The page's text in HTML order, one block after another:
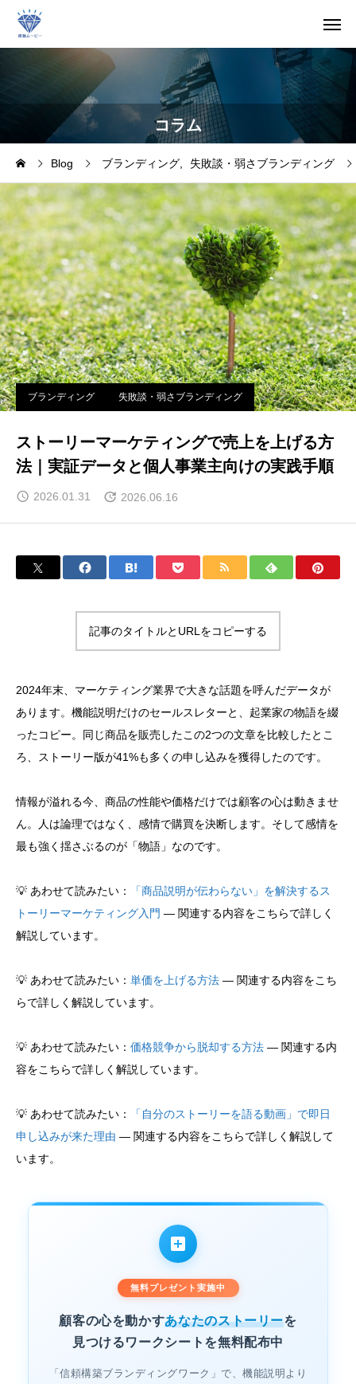
コラム
Blog ブランディング 失敗談・弱さブランディング
ブランディング 失敗談・弱さブランディング
ストーリーマーケティングで売上を上げる方
法｜実証データと個人事業主向けの実践手順
2026.01.31 2026.06.16
記事のタイトルとURLをコピーする
2024年末、マーケティング業界で大きな話題を呼んだデータが
あります。機能説明だけのセールスレターと、起業家の物語を綴
ったコピー。同じ商品を販売したこの2つの文章を比較したとこ
ろ、ストーリー版が41%も多くの申し込みを獲得したのです。
情報が溢れる今、商品の性能や価格だけでは顧客の心は動きませ
ん。人は論理ではなく、感情で購買を決断します。そして感情を
最も強く揺さぶるのが「物語」なのです。
💡 あわせて読みたい：
「商品説明が伝わらない」を解決するス
トーリーマーケティング入門 — 関連する内容をこちらで詳しく
解説しています。
💡 あわせて読みたい： 単価を上げる方法 — 関連する内容をこち
らで詳しく解説しています。
💡 あわせて読みたい： 価格競争から脱却する方法 — 関連する内
容をこちらで詳しく解説しています。
💡 あわせて読みたい：
「自分のストーリーを語る動画」で即日
申し込みが来た理由 — 関連する内容をこちらで詳しく解説して
います。
無料プレゼント実施中
顧客の心を動かすあなたのストーリーを
見つけるワークシートを無料配布中
「信頼構築ブランディングワーク」で、機能説明より